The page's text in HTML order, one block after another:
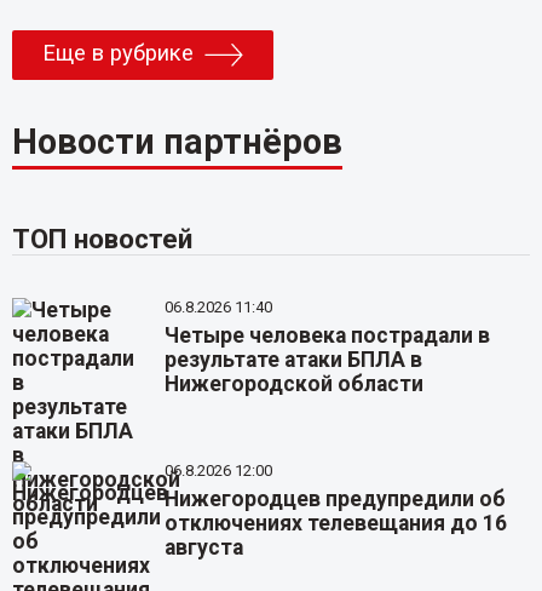
Еще в рубрике
Новости партнёров
ТОП новостей
06.8.2026 11:40
Четыре человека пострадали в
результате атаки БПЛА в
Нижегородской области
06.8.2026 12:00
Нижегородцев предупредили об
отключениях телевещания до 16
августа